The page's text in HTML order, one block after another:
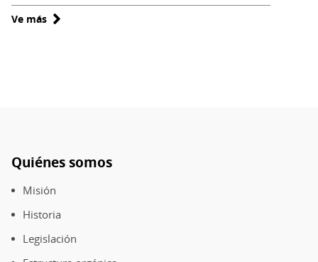
Ve más sobre
archivístico
la
escuela.
Proyecto
Pie
de
página
Quiénes somos
Misión
Historia
Legislación